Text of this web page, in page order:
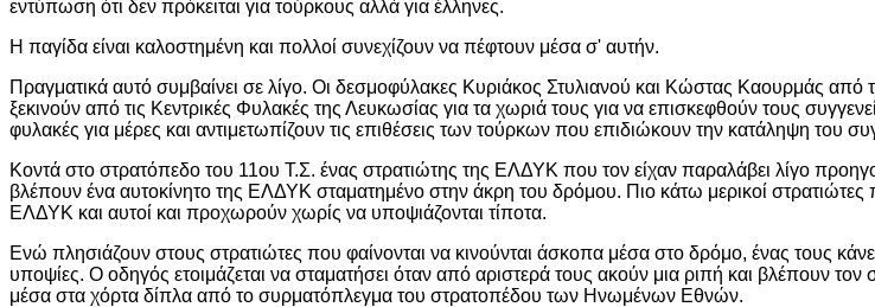
εντύπωση ότι δεν πρόκειται για τούρκους αλλά για έλληνες.
Η παγίδα είναι καλοστημένη και πολλοί συνεχίζουν να πέφτουν μέσα σ' αυτήν.
Πραγματικά αυτό συμβαίνει σε λίγο. Οι δεσμοφύλακες Κυριάκος Στυλιανού και Κώστας Καουρμάς
ξεκινούν από τις Κεντρικές Φυλακές της Λευκωσίας για τα χωριά τους για να επισκεφθούν τους
φυλακές για μέρες και αντιμετωπίζουν τις επιθέσεις των τούρκων που επιδιώκουν την κατάληψη του
Κοντά στο στρατόπεδο του 11ου Τ.Σ. ένας στρατιώτης της ΕΛΔΥΚ που τον είχαν παραλάβει λίγο
βλέπουν ένα αυτοκίνητο της ΕΛΔΥΚ σταματημένο στην άκρη του δρόμου. Πιο κάτω μερικοί στρατιώτες
ΕΛΔΥΚ και αυτοί και προχωρούν χωρίς να υποψιάζονται τίποτα.
Ενώ πλησιάζουν στους στρατιώτες που φαίνονται να κινούνται άσκοπα μέσα στο δρόμο, ένας τους
υποψίες. Ο οδηγός ετοιμάζεται να σταματήσει όταν από αριστερά τους ακούν μια ριπή και βλέπουν
μέσα στα χόρτα δίπλα από το συρματόπλεγμα του στρατοπέδου των Ηνωμένων Εθνών.